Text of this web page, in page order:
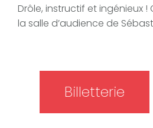
Drôle, instructif et ingénieux !
la salle d’audience de
Billetterie